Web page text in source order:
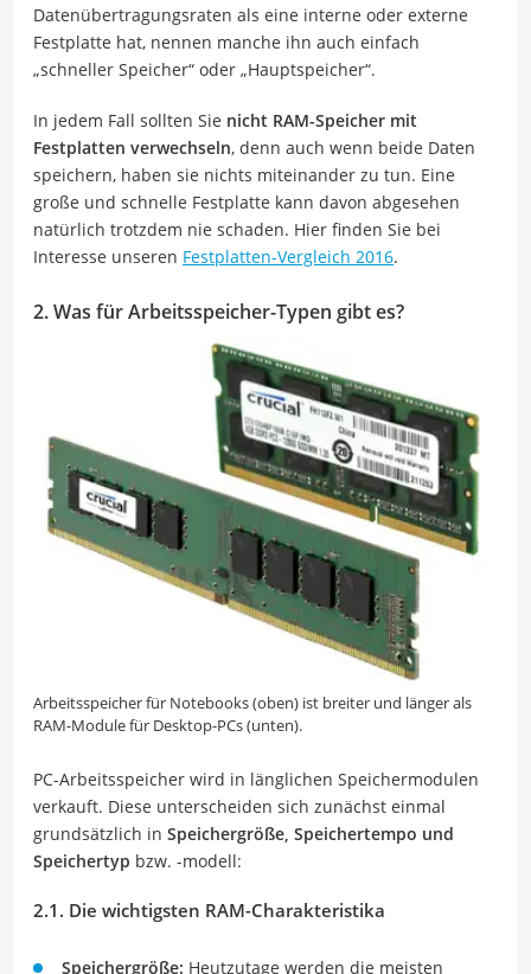
Datenübertragungsraten als eine interne oder externe
Festplatte hat, nennen manche ihn auch einfach
„schneller Speicher“ oder „Hauptspeicher“.
In jedem Fall sollten Sie nicht RAM-Speicher mit
Festplatten verwechseln, denn auch wenn beide Daten
speichern, haben sie nichts miteinander zu tun. Eine
große und schnelle Festplatte kann davon abgesehen
natürlich trotzdem nie schaden. Hier finden Sie bei
Interesse unseren Festplatten-Vergleich 2016.
2. Was für Arbeitsspeicher-Typen gibt es?
Arbeitsspeicher für Notebooks (oben) ist breiter und länger als
RAM-Module für Desktop-PCs (unten).
PC-Arbeitsspeicher wird in länglichen Speichermodulen
verkauft. Diese unterscheiden sich zunächst einmal
grundsätzlich in Speichergröße, Speichertempo und
Speichertyp bzw. -modell:
2.1. Die wichtigsten RAM-Charakteristika
Speichergröße: Heutzutage werden die meisten